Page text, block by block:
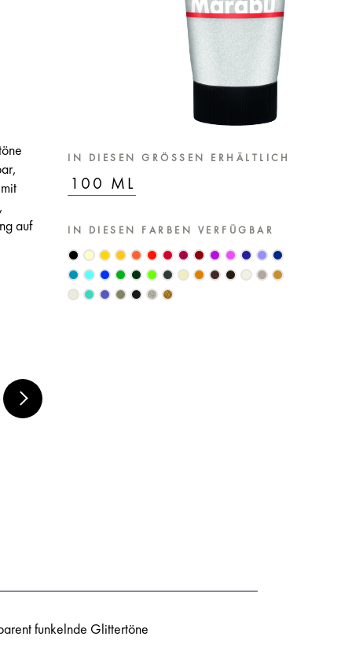
auf
IN DIESEN GRÖSSEN ERHÄLTLICH
100 ML
IN DIESEN FARBEN VERFÜGBAR
funkelnde Glittertöne